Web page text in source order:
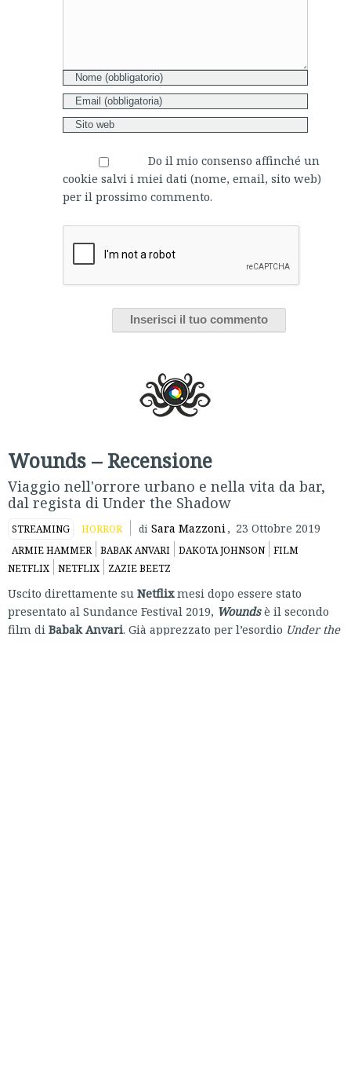
Do il mio consenso affinché un
cookie salvi i miei dati (nome, email, sito web)
per il prossimo commento.
Wounds – Recensione
Viaggio nell'orrore urbano e nella vita da bar,
dal regista di Under the Shadow
STREAMING HORROR di Sara Mazzoni, 23 Ottobre 2019
ARMIE HAMMER BABAK ANVARI DAKOTA JOHNSON
FILM
NETFLIX
NETFLIX ZAZIE BEETZ
Uscito direttamente su Netflixmesi dopo essere stato
presentato al Sundance Festival 2019, Woundsè il secondo
film di Babak Anvari. Già apprezzato per l’esordio Under the